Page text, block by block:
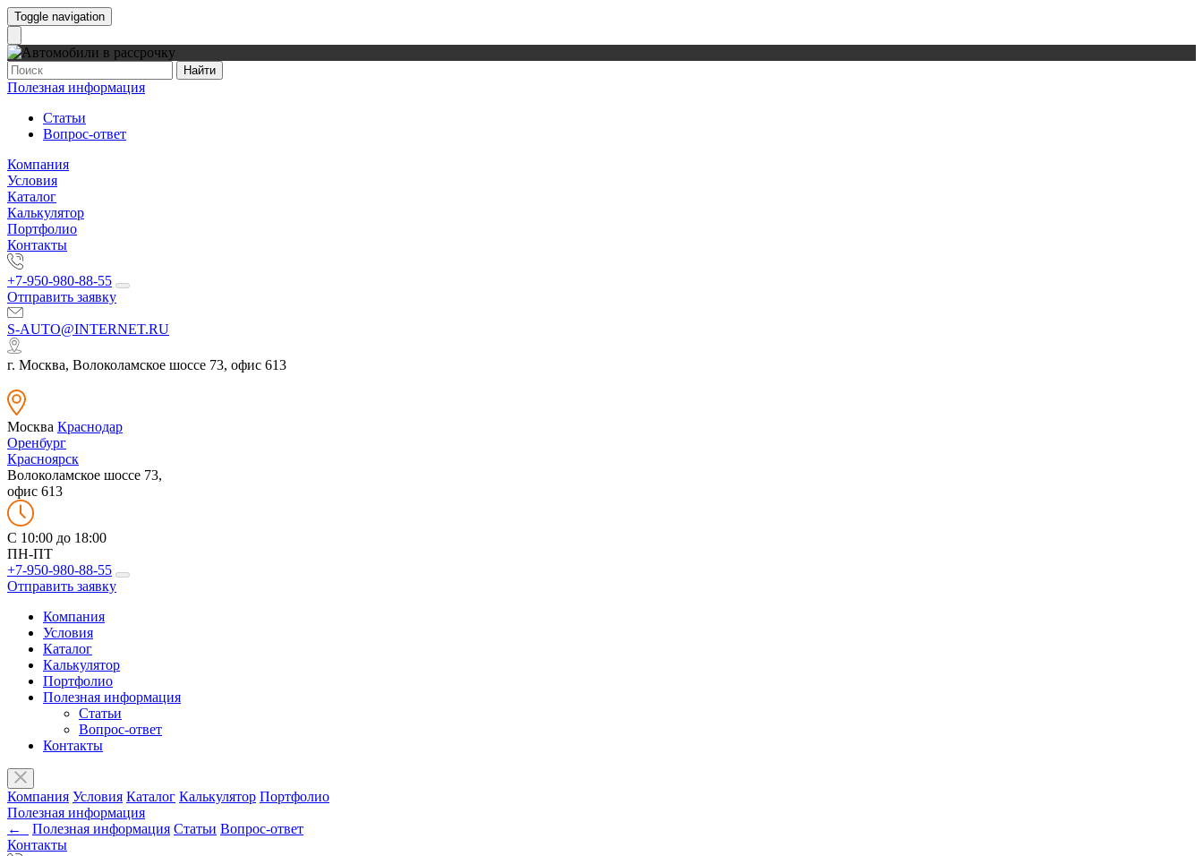
Toggle navigation
Найти
Полезная информация
Статьи
Вопрос-ответ
Компания
Условия
Каталог
Калькулятор
Портфолио
Контакты
+7-950-980-88-55
Отправить заявку
S-AUTO@INTERNET.RU
г. Москва, Волоколамское шоссе 73, офис 613
Москва Краснодар
Оренбург
Красноярск
Волоколамское шоссе 73,
офис 613
C 10:00 до 18:00
ПН-ПТ
+7-950-980-88-55
Отправить заявку
Компания
Условия
Каталог
Калькулятор
Портфолио
Полезная информация
Статьи
Вопрос-ответ
Контакты
Компания Условия Каталог Калькулятор Портфолио
Полезная информация
←
Полезная информация Статьи Вопрос-ответ
Контакты